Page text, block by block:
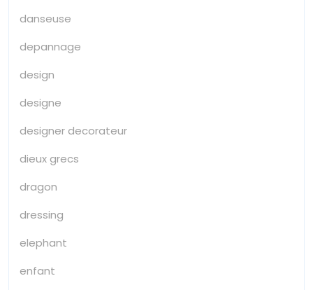
danseuse
depannage
design
designe
designer decorateur
dieux grecs
dragon
dressing
elephant
enfant